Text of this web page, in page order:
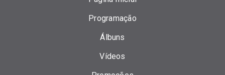
Programação
Álbuns
Vídeos